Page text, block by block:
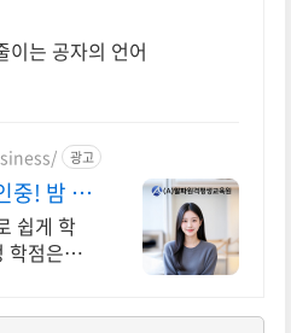
이는 공자의 언어
광고
중! 밤 9
쉽게 학
학점은행